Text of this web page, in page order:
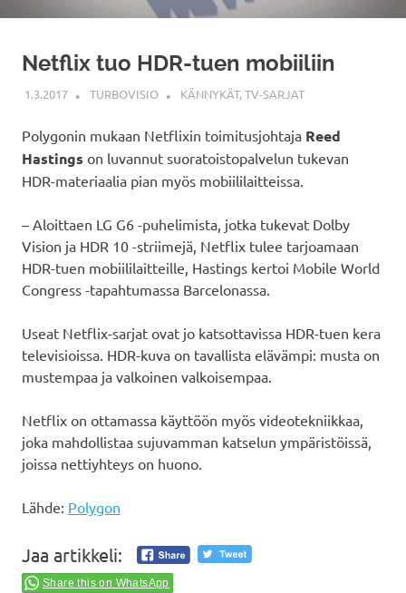
Netflix tuo HDR-tuen mobiiliin
1.3.2017 TURBOVISIO KÄNNYKÄT,TV-SARJAT
Polygonin mukaan Netflixin toimitusjohtaja Reed
Hastings on luvannut suoratoistopalvelun tukevan
HDR-materiaalia pian myös mobiililaitteissa.
– Aloittaen LG G6 -puhelimista, jotka tukevat Dolby
Vision ja HDR 10 -striimejä, Netflix tulee tarjoamaan
HDR-tuen mobiililaitteille, Hastings kertoi Mobile World
Congress -tapahtumassa Barcelonassa.
Useat Netflix-sarjat ovat jo katsottavissa HDR-tuen kera
televisioissa. HDR-kuva on tavallista elävämpi: musta on
mustempaa ja valkoinen valkoisempaa.
Netflix on ottamassa käyttöön myös videotekniikkaa,
joka mahdollistaa sujuvamman katselun ympäristöissä,
joissa nettiyhteys on huono.
Lähde: Polygon
Jaa artikkeli:
Share this on WhatsApp